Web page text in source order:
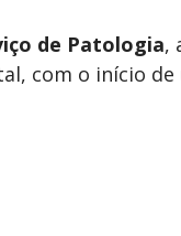
de Patologia,
com o início de